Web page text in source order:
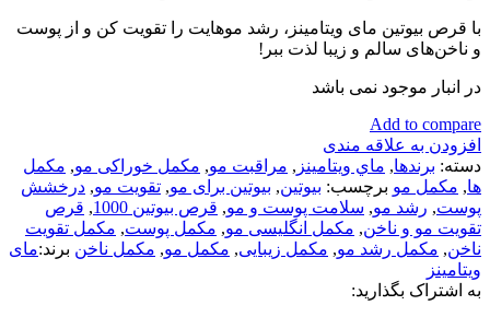
با قرص بیوتین مای ویتامینز، رشد موهایت را تقویت کن و از پوست
و ناخن‌های سالم و زیبا لذت ببر!
در انبار موجود نمی باشد
Add to compare
افزودن به علاقه مندی
دسته: برندها, ماي ويتامينز , مراقبت مو, مكمل خوراكی مو, مكمل
ها, مکمل مو برچسب: بیوتین, بیوتین برای مو, تقویت مو, درخشش
پوست, رشد مو, سلامت پوست و مو, قرص بیوتین 1000 , قرص
تقویت مو و ناخن, مکمل انگلیسی مو, مکمل پوست, مکمل تقویت
ناخن, مکمل رشد مو, مکمل زیبایی, مکمل مو, مکمل ناخن برند:مای
ویتامینز
به اشتراک بگذارید: